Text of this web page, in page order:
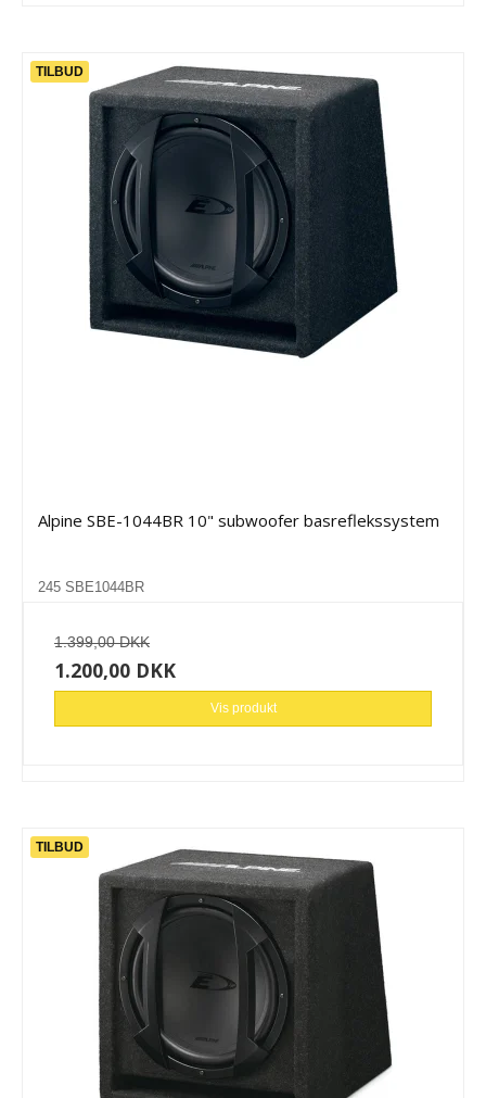
TILBUD
Alpine SBE-1044BR 10" subwoofer basreflekssystem
245 SBE1044BR
1.399,00 DKK
1.200,00 DKK
Vis produkt
TILBUD